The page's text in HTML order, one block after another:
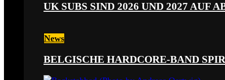
UK SUBS SIND 2026 UND 2027 AUF
News
BELGISCHE HARDCORE-BAND